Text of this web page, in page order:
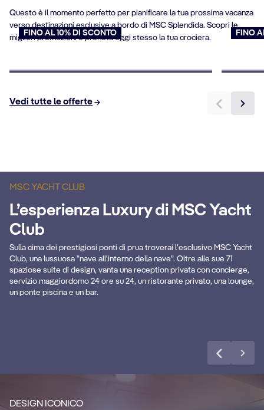
Questo è il momento perfetto per pianificare la tua prossima vacanza
verso destinazioni esclusive a bordo di MSC Splendida. Scopri le
migliori promozioni e prenota oggi stesso la tua crociera.
FINO AL 10% DI SCONTO FINO
Vedi tutte le offerte
MSC YACHT CLUB
L’esperienza Luxury di MSC Yacht
Club
Sulla cima dei prestigiosi ponti di prua troverai l'esclusivo MSC Yacht
Club, una lussuosa "nave all'interno della nave". Oltre alle sue 71
spaziose suite di design, vanta una reception privata con concierge,
servizio maggiordomo 24 ore su 24, un ristorante privato, una lounge,
un ponte piscina e un bar.
Solarium e Piscina
una piscina affascinante e un ampio
solarium.
DESIGN ICONICO
Goditi una crociera di lusso